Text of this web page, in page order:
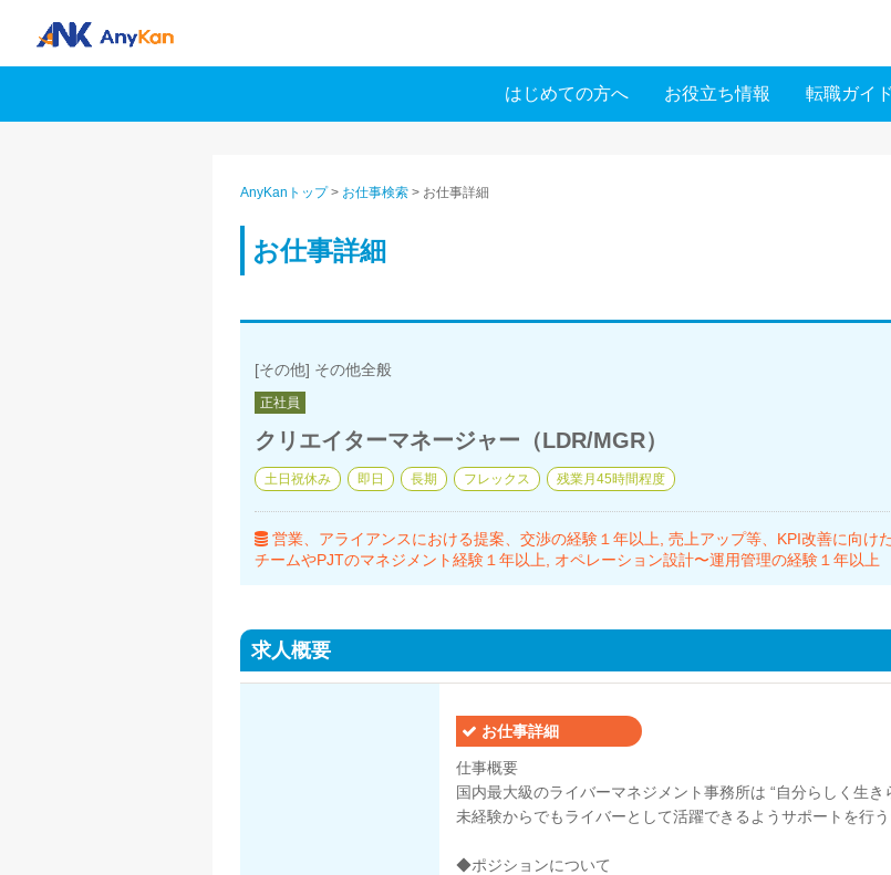
はじめての方へ お役立ち情報 転職ガイド
AnyKanトップ > お仕事検索 > お仕事詳細
お仕事詳細
[その他] その他全般
正社員
クリエイターマネージャー（LDR/MGR）
土日祝休み 即日 長期 フレックス 残業月45時間程度
営業、アライアンスにおける提案、交渉の経験１年以上
売上アップ等、KPI改善に向け
チームやPJTのマネジメント経験１年以上
オペレーション設計〜運用管理の経験１年以上
求人概要
お仕事詳細
仕事概要
国内最大級のライバーマネジメント事務所は “自分らしく生き
未経験からでもライバーとして活躍できるようサポートを行
◆ポジションについて